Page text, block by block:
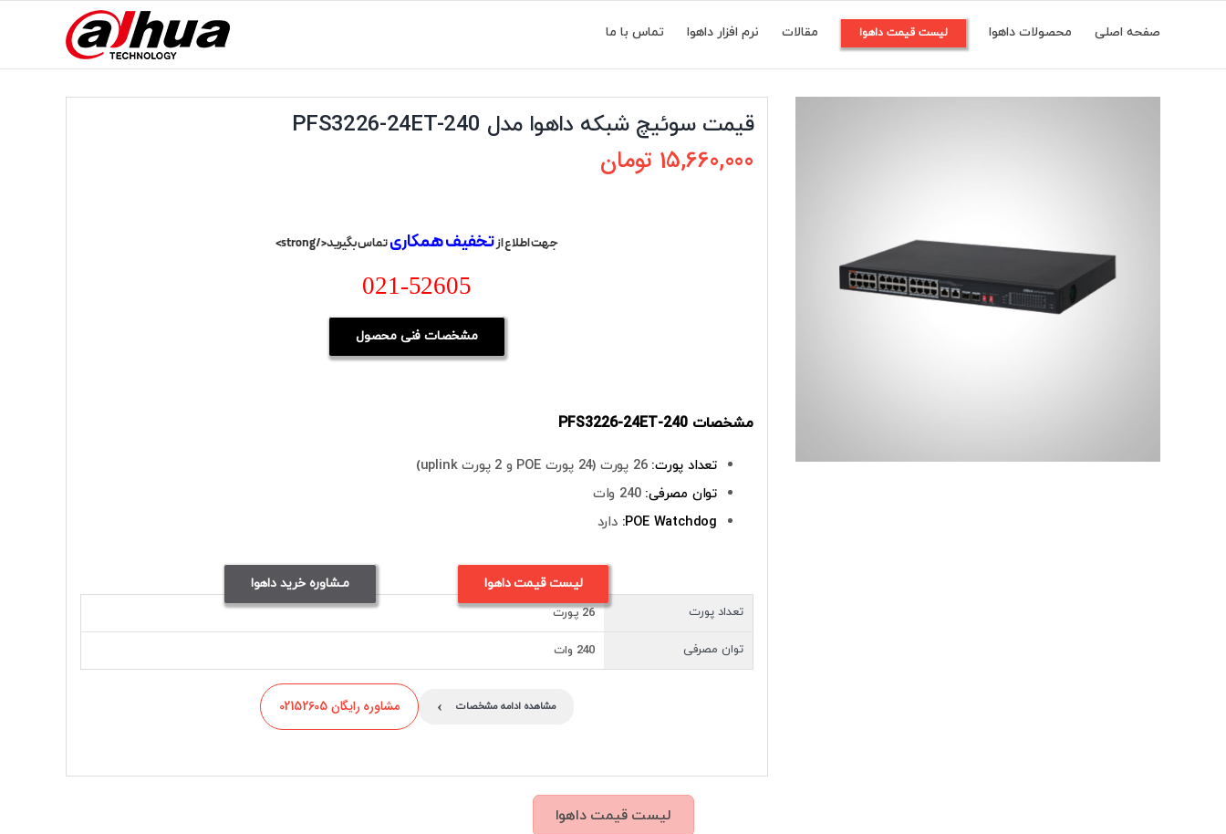
content
صفحه اصلی محصولات داهوا لیست قیمت داهوا مقالات نرم افزار داهوا تماس با ما
قیمت سوئیچ شبکه داهوا مدل PFS3226-24ET-240
15,660,000 تومان
جهت اطلاع ازتخفیف همکاریتماس بگیرید</strong>
021-52605
مشخصات فنی محصول
مشخصات PFS3226-24ET-240
تعداد پورت:26 پورت (24 پورت POE و 2 پورت uplink)
توان مصرفی:240 وات
POE Watchdog: دارد
لیست قیمت داهوا مـشاوره خرید داهوا
تعداد پورت 26 پورت
توان مصرفی 240 وات
مشاهده ادامه مشخصات › مشاوره رایگان 02152605
لیست قیمت داهوا